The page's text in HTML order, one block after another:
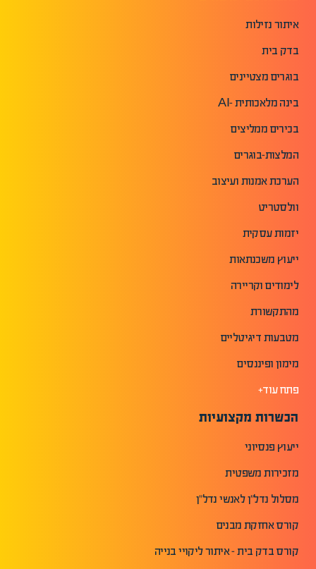
איתור נזילות
בדק בית
בוגרים מצטיינים
בינה מלאכותית -AI
בכירים ממליצים
המלצות-בוגרים
הערכת אמנות ועיצוב
וולסטריט
יזמות עסקית
ייעוץ משכנתאות
לימודים וקריירה
מהתקשורת
מטבעות דיגיטליים
מימון ופיננסים
פתח עוד+
הכשרות מקצועיות
ייעוץ פנסיוני
מזכירות משפטית
מסלול נדל"ן לאנשי נדל"ן
קורס אחזקת מבנים
קורס בדק בית - איתור ליקויי בנייה